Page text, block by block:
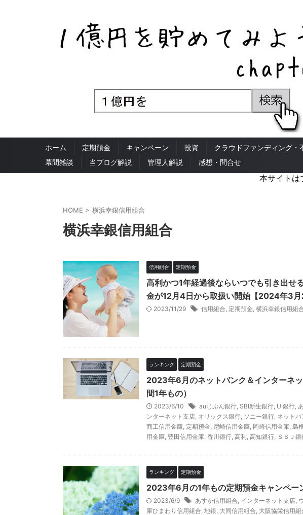
ホーム 定期預金 キャンペーン 投資 クラウドファンディング・
幕間雑談
当ブログ解説 管理人解説 感想・問合せ
本サイトは
HOME > 横浜幸銀信用組合
横浜幸銀信用組合
信用組合 定期預金
高利かつ1年経過後ならいつでも引き出せ
金が12月4日から取扱い開始【2024年3月
2023/11/29 信用組合, 定期預金, 横浜幸銀信用組
ランキング 定期預金
2023年6月のネットバンク＆インターネ
間1年もの）
2023/6/10 auじぶん銀行, SBI新生銀行, UI銀行,
ンターネット支店, オリックス銀行, ソニー銀行, ネットバ
商工信用金庫, 定期預金, 尼崎信用金庫, 岡崎信用金庫, 島
用金庫, 豊田信用金庫, 香川銀行, 高利, 高知銀行, ＳＢＪ銀
ランキング 定期預金
2023年6月の1年もの定期預金キャンペー
2023/6/9 あすか信用組合, インターネット支店,
庫ひまわり信用組合, 地銀, 大同信用組合, 大阪協栄信用組